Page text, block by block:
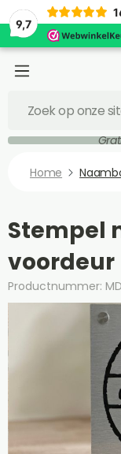
9,7
Home
Stempel
voordeur
Productnummer: